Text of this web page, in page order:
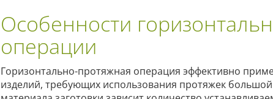
Особенности
операции
Горизонтально-протяжная операция эффективно
изделий, требующих использования протяжек